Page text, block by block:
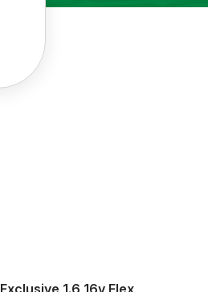
Exclusive 1.6 16v Flex